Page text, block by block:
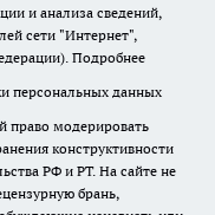
и анализа сведений,
сети "Интернет",
Подробнее
персональных данных
право модерировать
конструктивности
РФ и РТ. На сайте не
брань,